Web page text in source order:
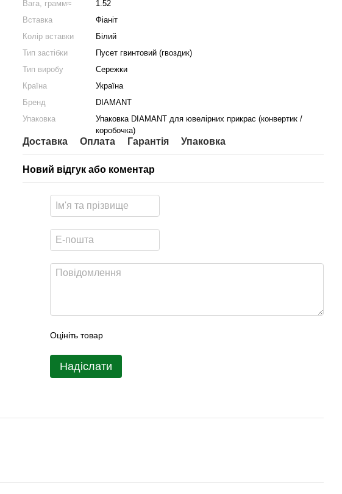
Вага, грамм≈
1.52
Вставка
Фіаніт
Колір вставки
Білий
Тип застібки
Пусет гвинтовий (гвоздик)
Тип виробу
Сережки
Країна
Україна
Бренд
DIAMANT
Упаковка
Упаковка DIAMANT для ювелірних прикрас (конвертик /
коробочка)
Доставка Оплата Гарантія Упаковка
Новий відгук або коментар
Оцініть товар
Надіслати